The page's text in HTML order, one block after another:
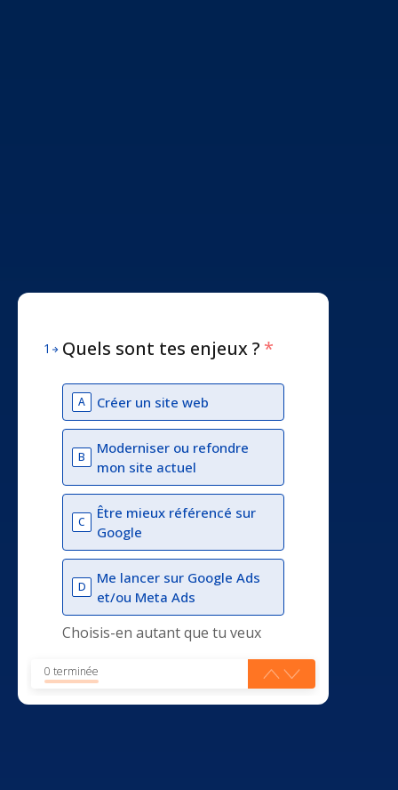
1 Quels sont tes enjeux ? *
A Créer un site web
B
Moderniser ou refondre
mon site actuel
C
Être mieux référencé sur
Google
D
Me lancer sur Google Ads
et/ou Meta Ads
Choisis-en autant que tu veux
0 terminée